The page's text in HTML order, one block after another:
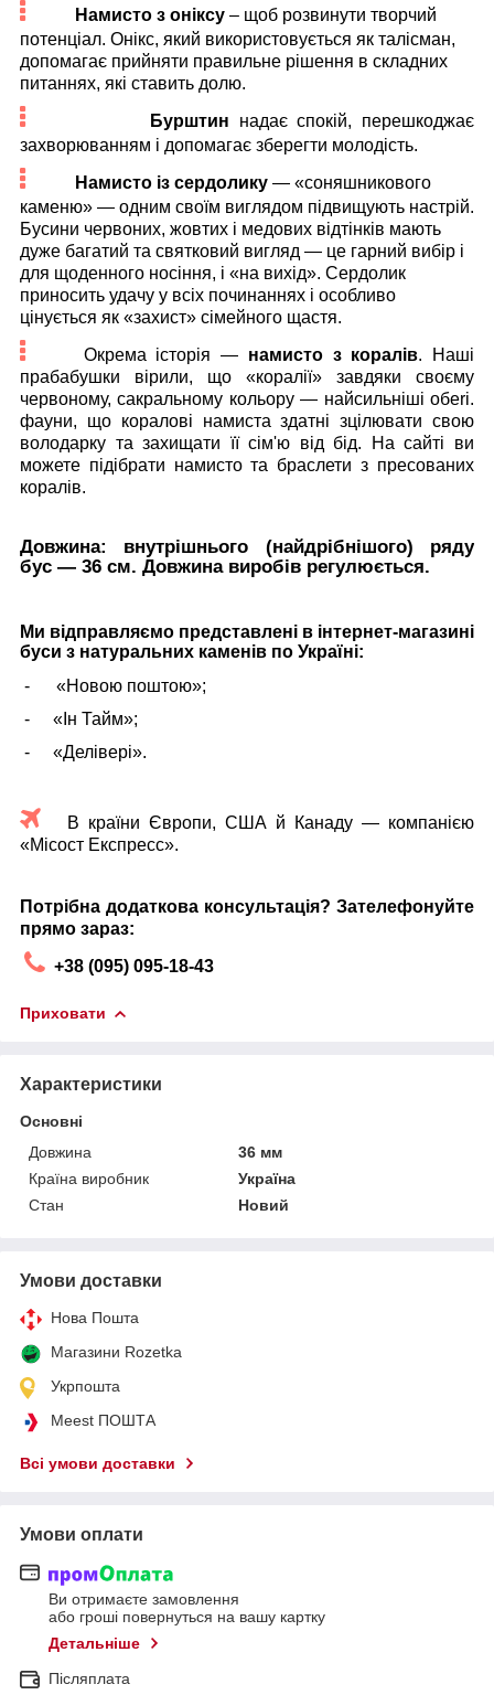
Намисто з оніксу – щоб розвинути творчий
потенціал. Онікс, який використовується як талісман,
допомагає прийняти правильне рішення в складних
питаннях, які ставить долю.
Бурштин надає спокій, перешкоджає
захворюванням і допомагає зберегти молодість.
Намисто із сердолику — «соняшникового
каменю» — одним своїм виглядом підвищують настрій.
Бусини червоних, жовтих і медових відтінків мають
дуже багатий та святковий вигляд — це гарний вибір і
для щоденного носіння, і «на вихід». Сердолик
приносить удачу у всіх починаннях і особливо
цінується як «захист» сімейного щастя.
Окрема історія — намисто з коралів. Наші
прабабушки вірили, що «коралії» завдяки своєму
червоному, сакральному кольору — найсильніші обеri.
фауни, що коралові намиста здатні зцілювати свою
володарку та захищати її сім'ю від бід. На сайті ви
можете підібрати намисто та браслети з пресованих
коралів.
Довжина:
внутрішнього (найдрібнішого) ряду
бус — 36 см. Довжина виробів регулюється.
Ми відправляємо представлені в інтернет-магазині
буси з натуральних каменів по Україні:
-
«Новою поштою»;
-
«Ін Тайм»;
-
«Делівері».
В країни Європи, США й Канаду — компанією
«Місост Експресс».
Потрібна додаткова консультація? Зателефонуйте
прямо зараз:
+38 (095) 095-18-43
Приховати
Характеристики
Основні
Довжина
36 мм
Країна виробник
Україна
Стан
Новий
Умови доставки
Нова Пошта
Магазини Rozetka
Укрпошта
Meest ПОШТА
Всі умови доставки
Умови оплати
Ви отримаєте замовлення
або гроші повернуться на вашу картку
Детальніше
Післяплата